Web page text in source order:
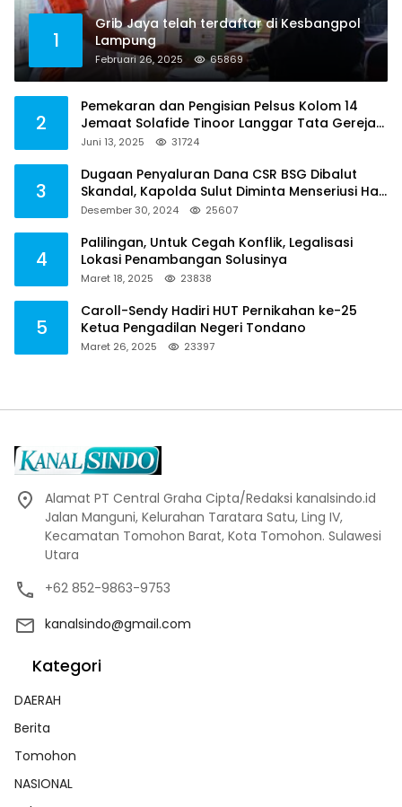
1
Grib Jaya telah terdaftar di Kesbangpol
Lampung
Februari 26, 2025 65869
2
Pemekaran dan Pengisian Pelsus Kolom 14
Jemaat Solafide Tinoor Langgar Tata Gereja
2021, Toreh : Ini Perbuatan Melawan Hukum
Juni 13, 2025 31724
3
Dugaan Penyaluran Dana CSR BSG Dibalut
Skandal, Kapolda Sulut Diminta Menseriusi Hal
ini
Desember 30, 2024 25607
4
Palilingan, Untuk Cegah Konflik, Legalisasi
Lokasi Penambangan Solusinya
Maret 18, 2025 23838
5
Caroll-Sendy Hadiri HUT Pernikahan ke-25
Ketua Pengadilan Negeri Tondano
Maret 26, 2025 23397
Alamat PT Central Graha Cipta/Redaksi kanalsindo.id
Jalan Manguni, Kelurahan Taratara Satu, Ling IV,
Kecamatan Tomohon Barat, Kota Tomohon. Sulawesi
Utara
+62 852-9863-9753
kanalsindo@gmail.com
Kategori
DAERAH
Berita
Tomohon
NASIONAL